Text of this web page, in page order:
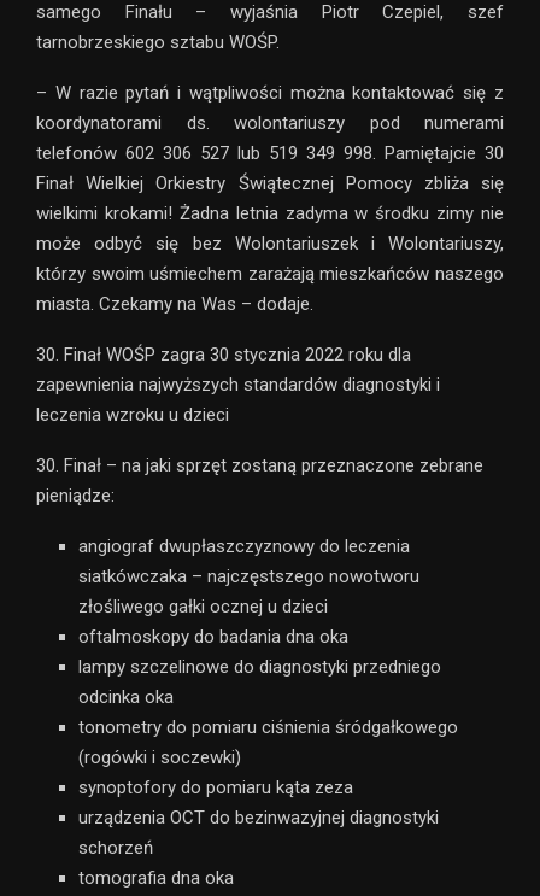
samego Finału – wyjaśnia Piotr Czepiel, szef
tarnobrzeskiego sztabu WOŚP.
– W razie pytań i wątpliwości można kontaktować się z
koordynatorami ds. wolontariuszy pod numerami
telefonów 602 306 527 lub 519 349 998. Pamiętajcie 30
Finał Wielkiej Orkiestry Świątecznej Pomocy zbliża się
wielkimi krokami! Żadna letnia zadyma w środku zimy nie
może odbyć się bez Wolontariuszek i Wolontariuszy,
którzy swoim uśmiechem zarażają mieszkańców naszego
miasta. Czekamy na Was – dodaje.
30. Finał WOŚP zagra 30 stycznia 2022 roku dla
zapewnienia najwyższych standardów diagnostyki i
leczenia wzroku u dzieci
30. Finał – na jaki sprzęt zostaną przeznaczone zebrane
pieniądze:
angiograf dwupłaszczyznowy do leczenia
siatkówczaka – najczęstszego nowotworu
złośliwego gałki ocznej u dzieci
oftalmoskopy do badania dna oka
lampy szczelinowe do diagnostyki przedniego
odcinka oka
tonometry do pomiaru ciśnienia śródgałkowego
(rogówki i soczewki)
synoptofory do pomiaru kąta zeza
urządzenia OCT do bezinwazyjnej diagnostyki
schorzeń
tomografia dna oka